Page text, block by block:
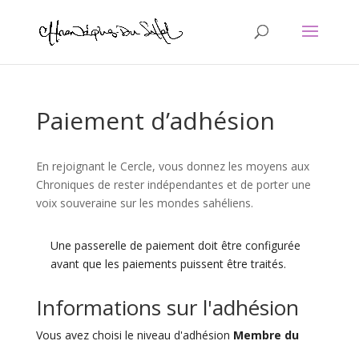
Paiement d’adhésion
En rejoignant le Cercle, vous donnez les moyens aux
Chroniques de rester indépendantes et de porter une
voix souveraine sur les mondes sahéliens.
Une passerelle de paiement doit être configurée
avant que les paiements puissent être traités.
Informations sur l'adhésion
Vous avez choisi le niveau d'adhésion Membre du